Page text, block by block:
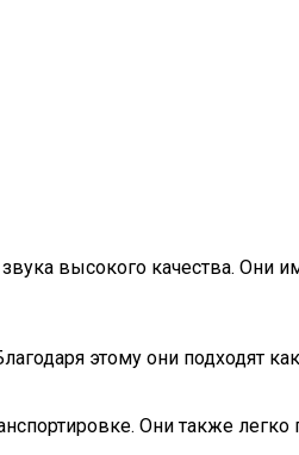
высокого качества. Они
этому они подходят
Они также легко